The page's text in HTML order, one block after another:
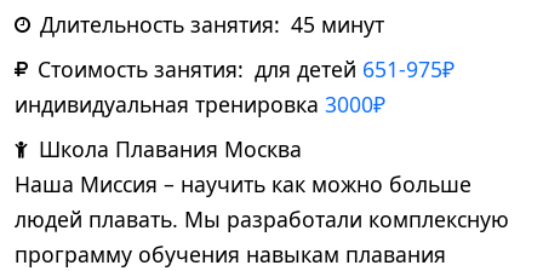
Длительность занятия: 45 минут
Стоимость занятия: для детей 651-975₽
индивидуальная тренировка 3000₽
Школа Плавания Москва
Наша Миссия – научить как можно больше
людей плавать. Мы разработали комплексную
программу обучения навыкам плавания